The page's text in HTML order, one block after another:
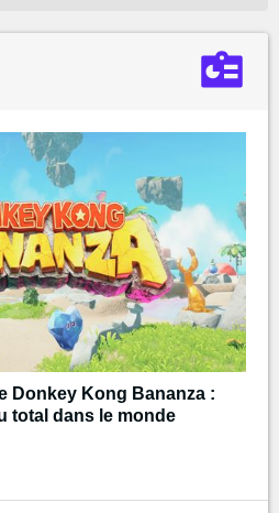
Donkey Kong Bananza :
total dans le monde